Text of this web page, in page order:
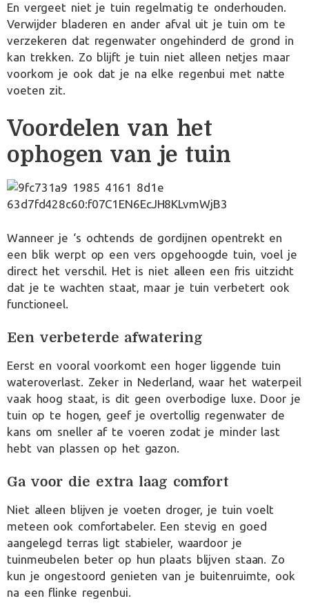
En vergeet niet je tuin regelmatig te onderhouden.
Verwijder bladeren en ander afval uit je tuin om te
verzekeren dat regenwater ongehinderd de grond in
kan trekken. Zo blijft je tuin niet alleen netjes maar
voorkom je ook dat je na elke regenbui met natte
voeten zit.
Voordelen van het
ophogen van je tuin
Wanneer je ‘s ochtends de gordijnen opentrekt en
een blik werpt op een vers opgehoogde tuin, voel je
direct het verschil. Het is niet alleen een fris uitzicht
dat je te wachten staat, maar je tuin verbetert ook
functioneel.
Een verbeterde afwatering
Eerst en vooral voorkomt een hoger liggende tuin
wateroverlast. Zeker in Nederland, waar het waterpeil
vaak hoog staat, is dit geen overbodige luxe. Door je
tuin op te hogen, geef je overtollig regenwater de
kans om sneller af te voeren zodat je minder last
hebt van plassen op het gazon.
Ga voor die extra laag comfort
Niet alleen blijven je voeten droger, je tuin voelt
meteen ook comfortabeler. Een stevig en goed
aangelegd terras ligt stabieler, waardoor je
tuinmeubelen beter op hun plaats blijven staan. Zo
kun je ongestoord genieten van je buitenruimte, ook
na een flinke regenbui.